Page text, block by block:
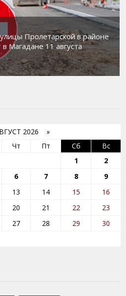
Пролетарской в районе
Магадане 11 августа
2026 »
Чт Пт Сб
Вс
1
2
6 7 8
9
13 14 15
16
20 21 22
23
27 28 29
30